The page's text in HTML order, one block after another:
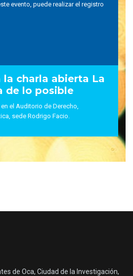
evento, puede realizar el registro
la charla abierta La
de lo posible
el Auditorio de Derecho,
sede Rodrigo Facio.
de Oca, Ciudad de la Investigación,